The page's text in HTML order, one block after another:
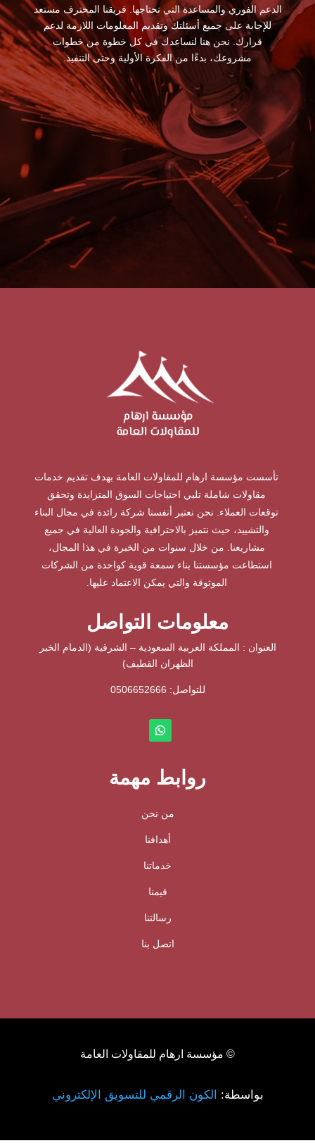
الدعم الفوري والمساعدة التي تحتاجها. فريقنا المحترف مستعد
للإجابة على جميع أسئلتك وتقديم المعلومات اللازمة لدعم
قرارك. نحن هنا لنساعدك في كل خطوة من خطوات
مشروعك، بدءًا من الفكرة الأولية وحتى التنفيذ.
تأسست مؤسسة ارهام للمقاولات العامة بهدف تقديم خدمات
مقاولات شاملة تلبي احتياجات السوق المتزايدة وتحقق
توقعات العملاء. نحن نعتبر أنفسنا شركة رائدة في مجال البناء
والتشييد، حيث نتميز بالاحترافية والجودة العالية في جميع
مشاريعنا. من خلال سنوات من الخبرة في هذا المجال،
استطاعت مؤسستنا بناء سمعة قوية كواحدة من الشركات
الموثوقة والتي يمكن الاعتماد عليها.
معلومات التواصل
العنوان : المملكة العربية السعودية – الشرقية (الدمام الخبر
الظهران القطيف)
للتواصل: ⁦ 0506652666
روابط مهمة
من نحن
أهدافنا
خدماتنا
قيمنا
رسالتنا
اتصل بنا
© مؤسسة ارهام للمقاولات العامة
بواسطة: الكون الرقمي للتسويق الإلكتروني